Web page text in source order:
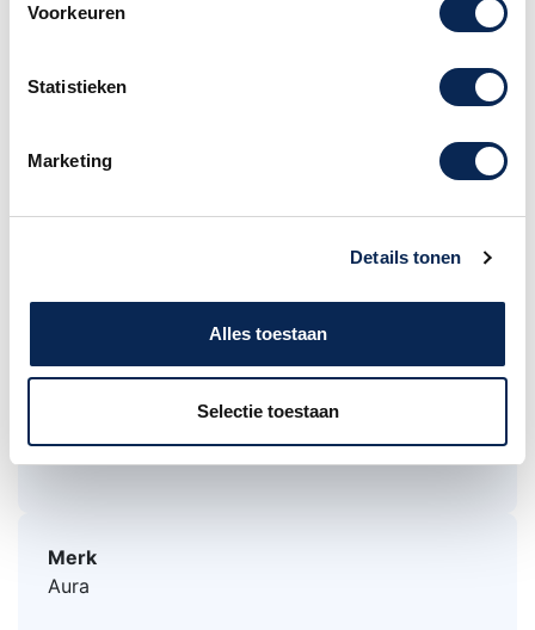
Voorkeuren
Statistieken
Marketing
Details tonen
Alles toestaan
Selectie toestaan
Deze Aura BA5 Altblokfluit
wordt geleverd in
een stevige katoenen hoes (wijnrood) met rits,
doekje en tappenvet.
Deze instrumenten hebben een gebogen
met het omhoog komen van het blok, is de
klank pas na enige weken optimaal.
I.V.M. Hygiëne kunnen blokfluiten niet worden
geruild en/of geretouneerd!
Merk
Aura